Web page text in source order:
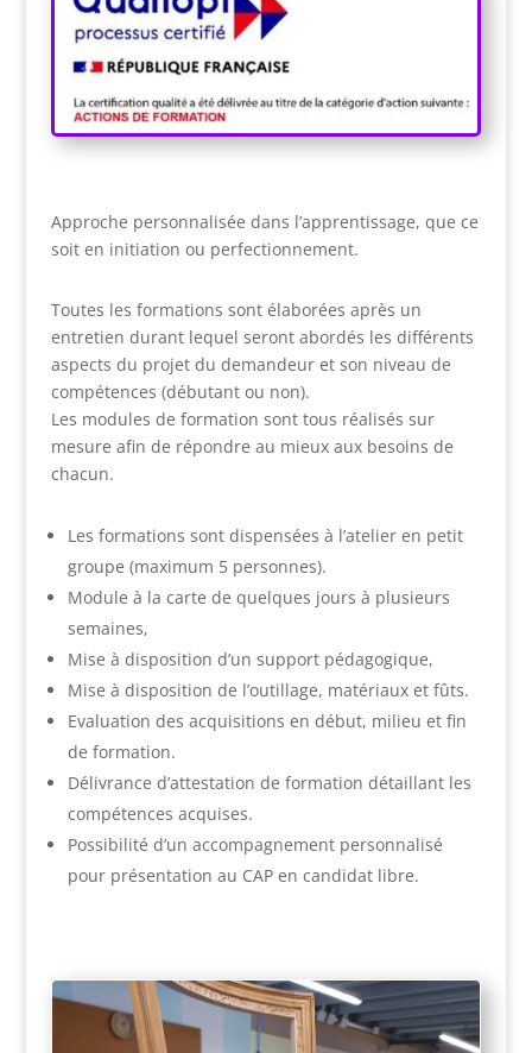
Approche personnalisée dans l’apprentissage, que ce
soit en initiation ou perfectionnement.
Toutes les formations sont élaborées après un
entretien durant lequel seront abordés les différents
aspects du projet du demandeur et son niveau de
compétences (débutant ou non).
Les modules de formation sont tous réalisés sur
mesure afin de répondre au mieux aux besoins de
chacun.
Les formations sont dispensées à l’atelier en petit
groupe (maximum 5 personnes).
Module à la carte de quelques jours à plusieurs
semaines,
Mise à disposition d’un support pédagogique,
Mise à disposition de l’outillage, matériaux et fûts.
Evaluation des acquisitions en début, milieu et fin
de formation.
Délivrance d’attestation de formation détaillant les
compétences acquises.
Possibilité d’un accompagnement personnalisé
pour présentation au CAP en candidat libre.